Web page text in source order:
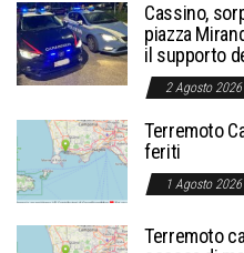
Cassino,
piazza
il supporto
2 Agosto 2026
Terremoto
feriti
1 Agosto 2026
Terremoto